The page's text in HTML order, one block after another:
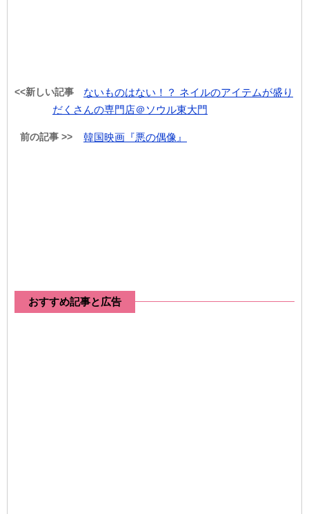
<<新しい記事
ないものはない！？ ネイルのアイテムが盛り
だくさんの専門店＠ソウル東大門
前の記事 >> 韓国映画『悪の偶像』
おすすめ記事と広告